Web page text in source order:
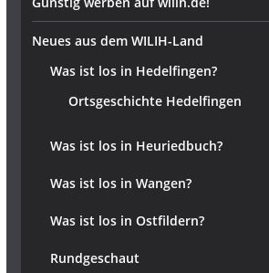
Neues aus dem WILIH-Land
Was ist los in Hedelfingen?
Ortsgeschichte Hedelfingen
Was ist los in Heuriedbuch?
Was ist los in Wangen?
Was ist los in Ostfildern?
Rundgeschaut